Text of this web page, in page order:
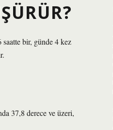
bir, günde 4 kez
37,8 derece ve üzeri,